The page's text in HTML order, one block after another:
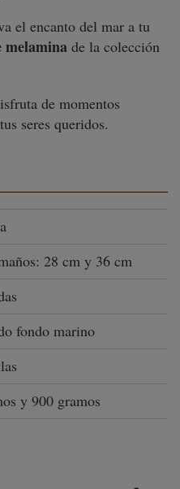
el encanto del mar a tu
melamina de la colección
de momentos
seres queridos.
28 cm y 36 cm
fondo marino
y 900 gramos